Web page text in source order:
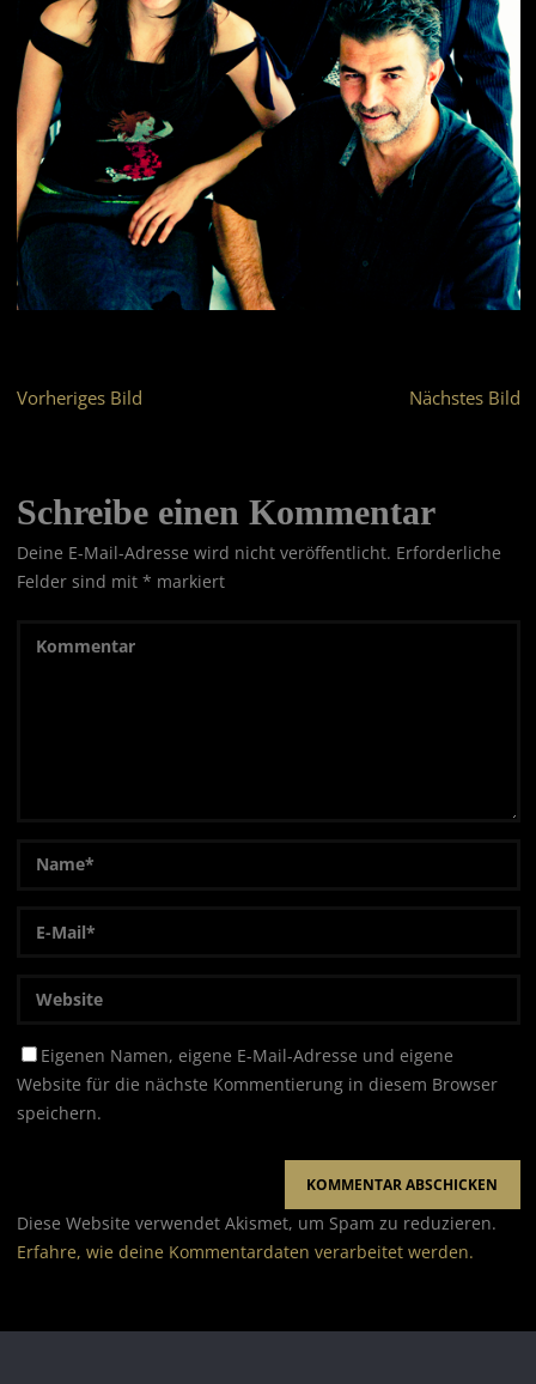
Vorheriges Bild Nächstes Bild
Schreibe einen Kommentar
Deine E-Mail-Adresse wird nicht veröffentlicht. Erforderliche
Felder sind mit * markiert
Eigenen Namen, eigene E-Mail-Adresse und eigene
Website für die nächste Kommentierung in diesem Browser
speichern.
Diese Website verwendet Akismet, um Spam zu reduzieren.
Erfahre, wie deine Kommentardaten verarbeitet werden.